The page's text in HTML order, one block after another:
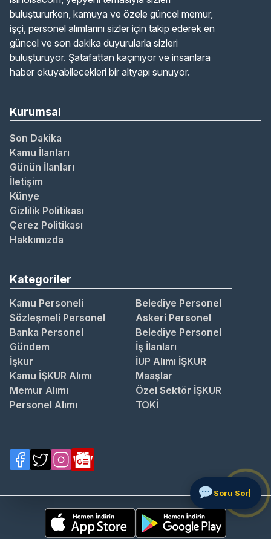
buluştururken, kamuya ve özele güncel memur,
işçi, personel alımlarını sizler için takip ederek en
güncel ve son dakika duyurularla sizleri
buluşturuyor. Şatafattan kaçınıyor ve insanlara
haber okuyabilecekleri bir altyapı sunuyor.
Kurumsal
Son Dakika
Kamu İlanları
Günün İlanları
İletişim
Künye
Gizlilik Politikası
Çerez Politikası
Hakkımızda
Kategoriler
Kamu Personeli
Belediye Personel
Sözleşmeli Personel
Askeri Personel
Banka Personel
Belediye Personel
Gündem
İş İlanları
İşkur
İUP Alımı İŞKUR
Kamu İŞKUR Alımı
Maaşlar
Memur Alımı
Özel Sektör İŞKUR
Personel Alımı
TOKİ